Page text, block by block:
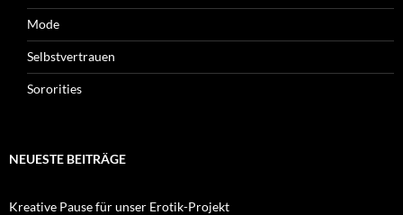
Mode
Selbstvertrauen
Sororities
NEUESTE BEITRÄGE
Kreative Pause für unser Erotik-Projekt